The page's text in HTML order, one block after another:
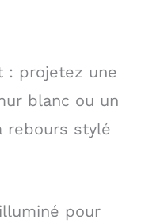
: projetez une
blanc ou un
rebours stylé
pour